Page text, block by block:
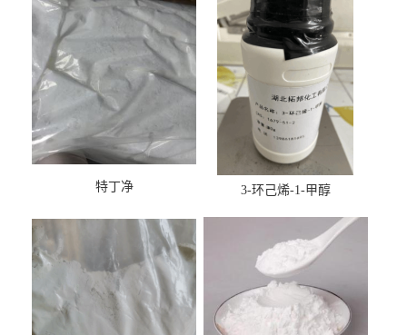
特丁净 3-环己烯-1-甲醇